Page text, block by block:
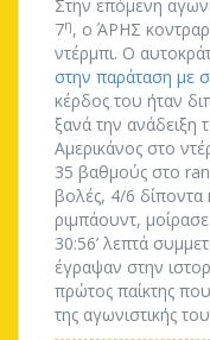
Στην επόμενη
7η, ο ΆΡΗΣ
ντέρμπι. Ο
στην παράταση με
κέρδος του ήταν
ξανά την ανάδειξη
Αμερικάνος στο
35 βαθμούς στο
βολές, 4/6 δίποντα
ριμπάουντ,
30:56’ λεπτά
έγραψαν στην
πρώτος παίκτης
της αγωνιστικής